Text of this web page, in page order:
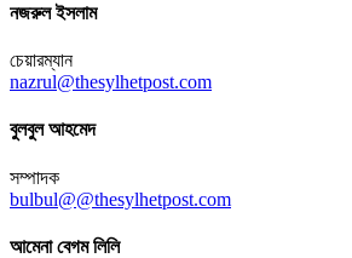
নজরুল ইসলাম
চেয়ারম্যান
nazrul@thesylhetpost.com
বুলবুল আহমেদ
সম্পাদক
bulbul@@thesylhetpost.com
আমেনা বেগম লিলি